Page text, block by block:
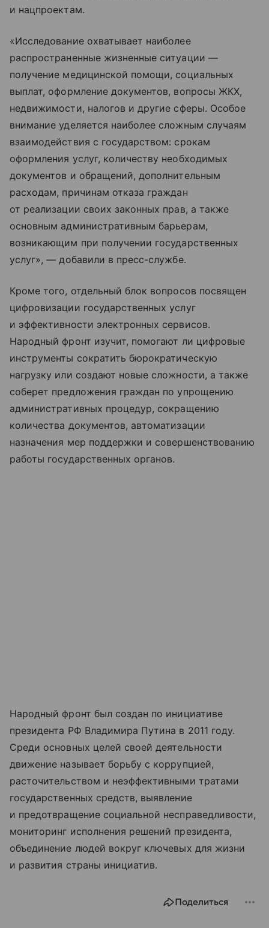
и нацпроектам.
«Исследование охватывает наиболее
распространенные жизненные ситуации —
получение медицинской помощи, социальных
выплат, оформление документов, вопросы ЖКХ,
недвижимости, налогов и другие сферы. Особое
внимание уделяется наиболее сложным случаям
взаимодействия с государством: срокам
оформления услуг, количеству необходимых
документов и обращений, дополнительным
расходам, причинам отказа граждан
от реализации своих законных прав, а также
основным административным барьерам,
возникающим при получении государственных
услуг», — добавили в пресс-службе.
Кроме того, отдельный блок вопросов посвящен
цифровизации государственных услуг
и эффективности электронных сервисов.
Народный фронт изучит, помогают ли цифровые
инструменты сократить бюрократическую
нагрузку или создают новые сложности, а также
соберет предложения граждан по упрощению
административных процедур, сокращению
количества документов, автоматизации
назначения мер поддержки и совершенствованию
работы государственных органов.
Народный фронт был создан по инициативе
президента РФ Владимира Путина в 2011 году.
Среди основных целей своей деятельности
движение называет борьбу с коррупцией,
расточительством и неэффективными тратами
государственных средств, выявление
и предотвращение социальной несправедливости,
мониторинг исполнения решений президента,
объединение людей вокруг ключевых для жизни
и развития страны инициатив.
Поделиться